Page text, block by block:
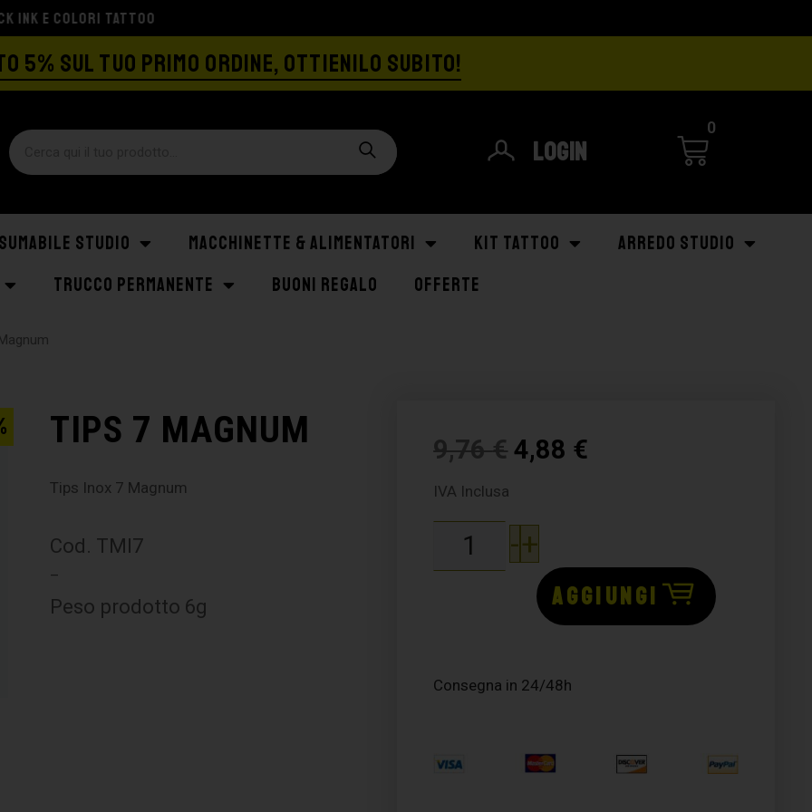
SPEDIZIONE GRATIS A PARTIRE DA €129
5% SUL TUO PRIMO ORDINE, OTTIENILO SUBITO!
Login
0
STUDIO MACCHINETTE & ALIMENTATORI KIT TATTOO
ARREDO STUDIO
TRUCCO PERMANENTE
BUONI REGALO OFFERTE
TIPS 7 MAGNUM
Tips Inox 7 Magnum
Cod. TMI7
–
Peso prodotto 6g
9,76€ 4,88 €
IVA Inclusa
-+
AGGIUNGI
Consegna in 24/48h